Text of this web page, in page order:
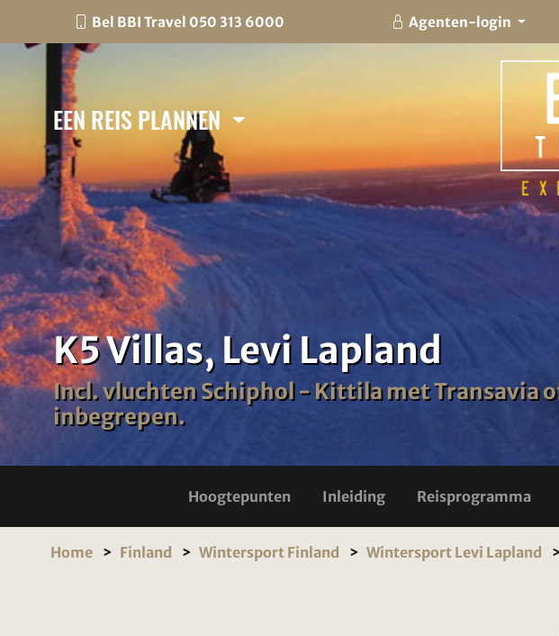
Bel BBI Travel 050 313 6000 Agenten-login
EEN REIS PLANNEN
K5 Villas, Levi Lapland
Incl. vluchten Schiphol - Kittila met Transavia
inbegrepen.
Hoogtepunten Inleiding Reisprogramma
Home Finland Wintersport Finland Wintersport Levi Lapland